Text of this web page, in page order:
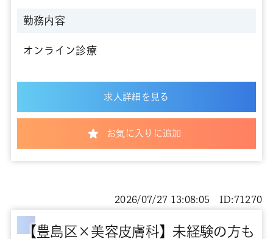
勤務内容
オンライン診療
求人詳細を見る
お気に入りに追加
【豊島区×美容皮膚科】未経験の方も
2026/07/27 13:08:05 ID:71270